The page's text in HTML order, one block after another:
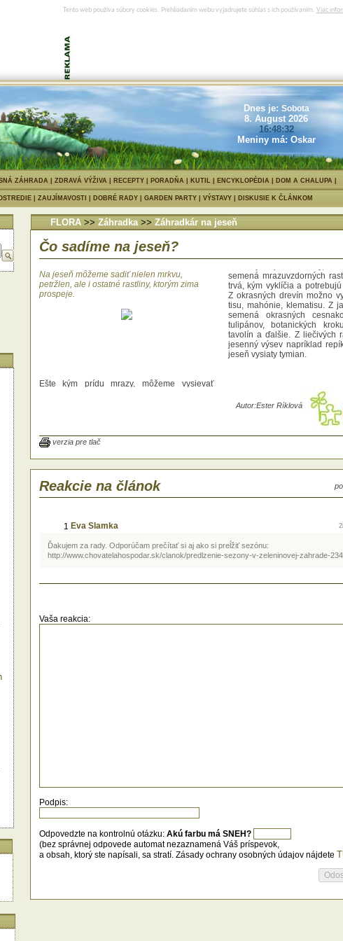
Tento web používa súbory cookies. Prehliadaním webu vyjadrujete súhlas s ich používaním. Viac
Dnes je: Sobota
8. August 2026
16:48:32
Meniny má: Oskar
ZÁHRADA ZDRAVÁ VÝŽIVA RECEPTY PORADŇA KUTIL ENCYKLOPÉDIA DOM A CHALUPA
ZAUJÍMAVOSTI DOBRÉ RADY GARDEN PARTY VÝSTAVY| DISKUSIE K ČLÁNKOM
FLORA>> Záhradka>> Záhradkár na jeseň
Čo sadíme na jeseň?
Na jeseň môžeme sadiť nielen mrkvu,
petržlen, ale i ostatné rastliny, ktorým zima
prospeje.
Ešte kým prídu mrazy, môžeme vysievať
tulipánov, botanických krokusov, čemericu,
jesenný výsev napríklad repík, dobre klíči na
jeseň vysiaty tymian.
Na jeseň môžeme sadiť
petržlen, ale i ostatné rastliny,
prospeje.
semená mrazuvzdorných
trvá, kým vyklíčia a
Z okrasných drevín možno
tisu, mahónie, klematisu. Z
semená okrasných
tulipánov, botanických
tavolín a ďalšie. Z liečivých
jesenný výsev napríklad
jeseň vysiaty tymian.
Autor:Ester Ríklová
verzia pre tlač
Reakcie na článok
1 Eva Slamka
Ďakujem za rady. Odporúčam prečítať si aj ako si preĺžiť sezónu:
http://www.chovatelahospodar.sk/clanok/predlzenie-sezony-v-zeleninovej-zahrade-234
Vaša reakcia:
Podpis:
Odpovedzte na kontrolnú otázku: Akú farbu má SNEH?
(bez správnej odpovede automat nezaznamená Váš príspevok,
a obsah, ktorý ste napísali, sa stratí. Zásady ochrany osobných údajov nájdete